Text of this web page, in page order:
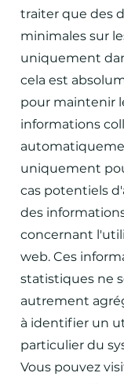
traiter que des
minimales sur
uniquement
cela est
pour maintenir
informations
uniquement
cas potentiels
des
concernant
web. Ces
statistiques ne
autrement
à identifier un
particulier du
Vous pouvez